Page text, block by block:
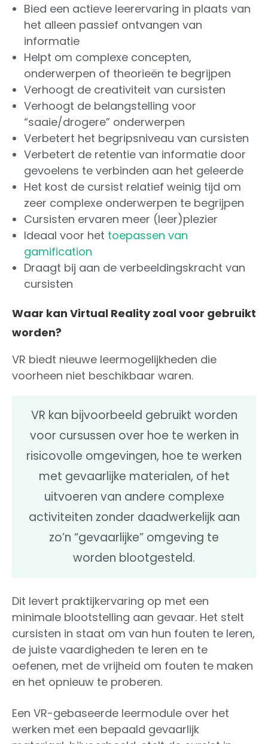
Bied een actieve leerervaring in plaats van
het alleen passief ontvangen van
informatie
Helpt om complexe concepten,
onderwerpen of theorieën te begrijpen
Verhoogt de creativiteit van cursisten
Verhoogt de belangstelling voor
“saaie/drogere” onderwerpen
Verbetert het begripsniveau van cursisten
Verbetert de retentie van informatie door
gevoelens te verbinden aan het geleerde
Het kost de cursist relatief weinig tijd om
zeer complexe onderwerpen te begrijpen
Cursisten ervaren meer (leer)plezier
Ideaal voor het toepassen van
gamification
Draagt bij aan de verbeeldingskracht van
cursisten
Waar kan Virtual Reality zoal voor gebruikt
worden?
VR biedt nieuwe leermogelijkheden die
voorheen niet beschikbaar waren.
VR kan bijvoorbeeld gebruikt worden
voor cursussen over hoe te werken in
risicovolle omgevingen, hoe te werken
met gevaarlijke materialen, of het
uitvoeren van andere complexe
activiteiten zonder daadwerkelijk aan
zo’n “gevaarlijke” omgeving te
worden blootgesteld.
Dit levert praktijkervaring op met een
minimale blootstelling aan gevaar. Het stelt
cursisten in staat om van hun fouten te leren,
de juiste vaardigheden te leren en te
oefenen, met de vrijheid om fouten te maken
en het opnieuw te proberen.
Een VR-gebaseerde leermodule over het
werken met een bepaald gevaarlijk